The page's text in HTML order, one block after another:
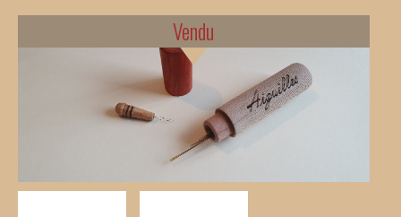
Vendu